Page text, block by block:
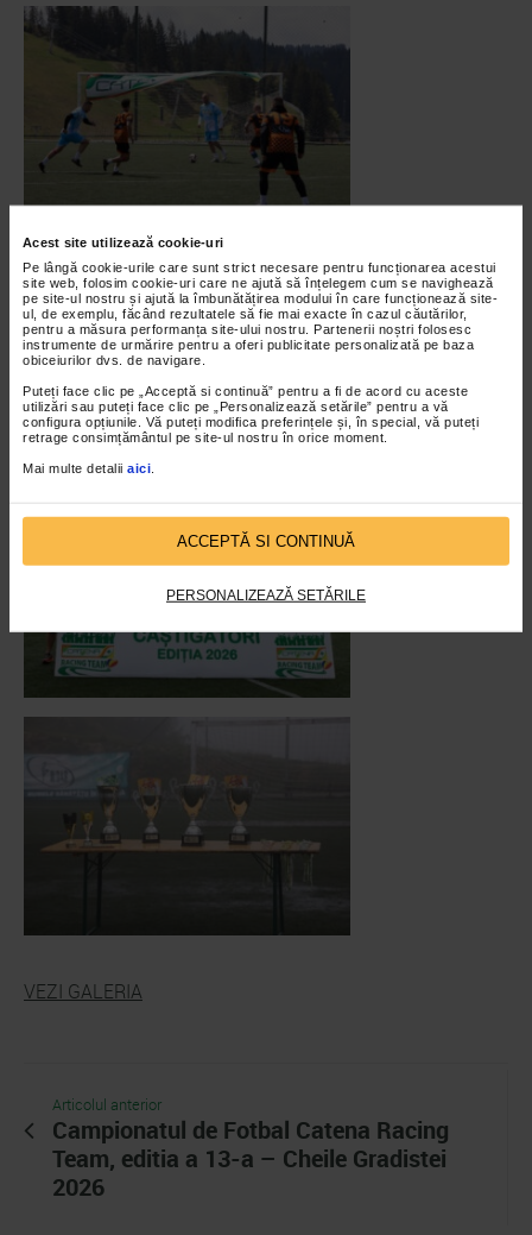
Acest site utilizează cookie-uri
Pe lângă cookie-urile care sunt strict necesare pentru funcționarea acestui
site web, folosim cookie-uri care ne ajută să înțelegem cum se navighează
pe site-ul nostru și ajută la îmbunătățirea modului în care funcționează site-
ul, de exemplu, făcând rezultatele să fie mai exacte în cazul căutărilor,
pentru a măsura performanța site-ului nostru. Partenerii noștri folosesc
instrumente de urmărire pentru a oferi publicitate personalizată pe baza
obiceiurilor dvs. de navigare.
Puteți face clic pe „Acceptă si continuă” pentru a fi de acord cu aceste
utilizări sau puteți face clic pe „Personalizează setările” pentru a vă
configura opțiunile. Vă puteți modifica preferințele și, în special, vă puteți
retrage consimțământul pe site-ul nostru în orice moment.
Mai multe detalii aici
ACCEPTĂ SI CONTINUĂ
PERSONALIZEAZĂ SETĂRILE
VEZI GALERIA
Articolul anterior
Campionatul de Fotbal Catena Racing
Team, editia a 13-a – Cheile Gradistei
2026